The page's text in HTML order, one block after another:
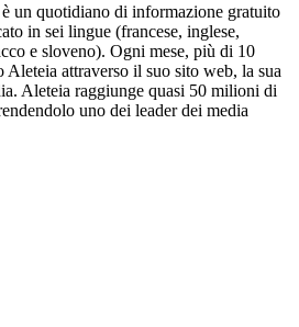
un quotidiano di informazione gratuito
in sei lingue (francese, inglese,
e sloveno). Ogni mese, più di 10
attraverso il suo sito web, la sua
Aleteia raggiunge quasi 50 milioni di
uno dei leader dei media